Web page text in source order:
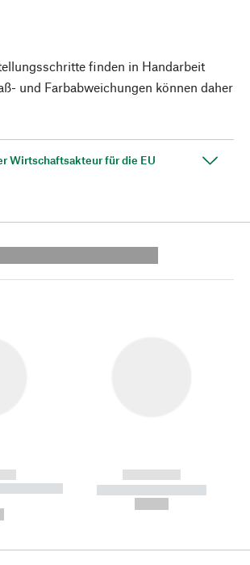
finden in Handarbeit
und Farbabweichungen können daher
Wirtschaftsakteur für die EU
--------
------------
----------- -----------